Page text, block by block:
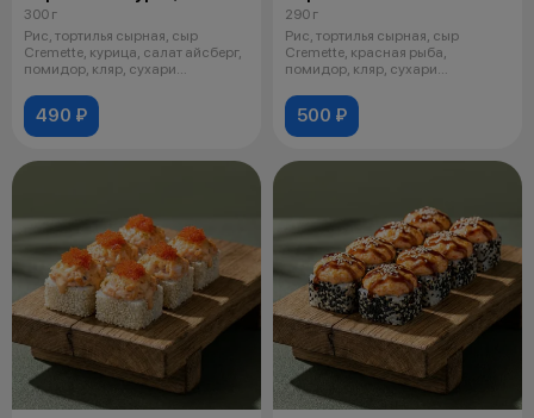
300 г
Рис, тортилья сырная, сыр
Cremette, курица, салат айсберг,
помидор, кляр, сухари
490 ₽
290 г
Рис, тортилья сырная, сыр
Cremette, красная рыба,
помидор, кляр, сухари
500 ₽